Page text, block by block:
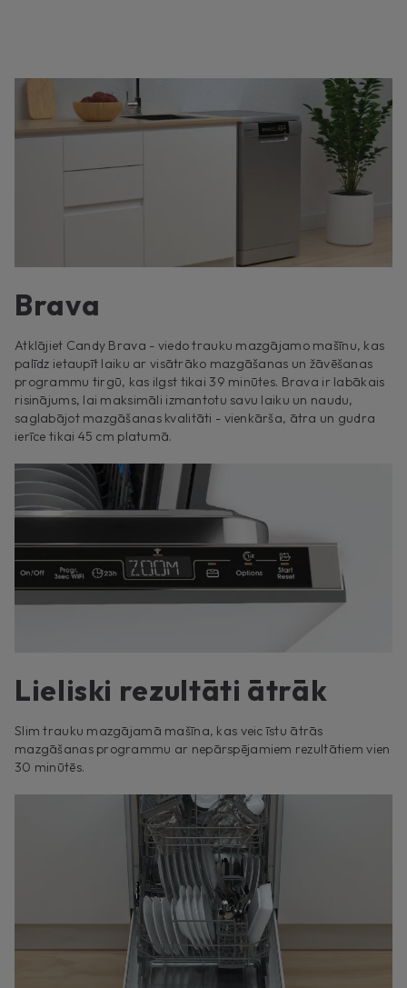
Brava
Atklājiet Candy Brava - viedo trauku mazgājamo mašīnu, kas
palīdz ietaupīt laiku ar visātrāko mazgāšanas un žāvēšanas
programmu tirgū, kas ilgst tikai 39 minūtes. Brava ir labākais
risinājums, lai maksimāli izmantotu savu laiku un naudu,
saglabājot mazgāšanas kvalitāti - vienkārša, ātra un gudra
ierīce tikai 45 cm platumā.
Lieliski rezultāti ātrāk
Slim trauku mazgājamā mašīna, kas veic īstu ātrās
mazgāšanas programmu ar nepārspējamiem rezultātiem vien
30 minūtēs.